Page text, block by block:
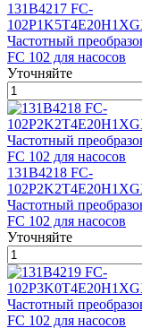
131B4217 FC-
Частотный
FC 102 для насосов
Уточняйте
131B4218 FC-
Частотный
FC 102 для насосов
Уточняйте